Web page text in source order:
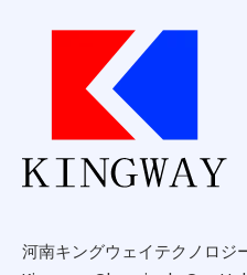
河南キングウェイテクノロジ